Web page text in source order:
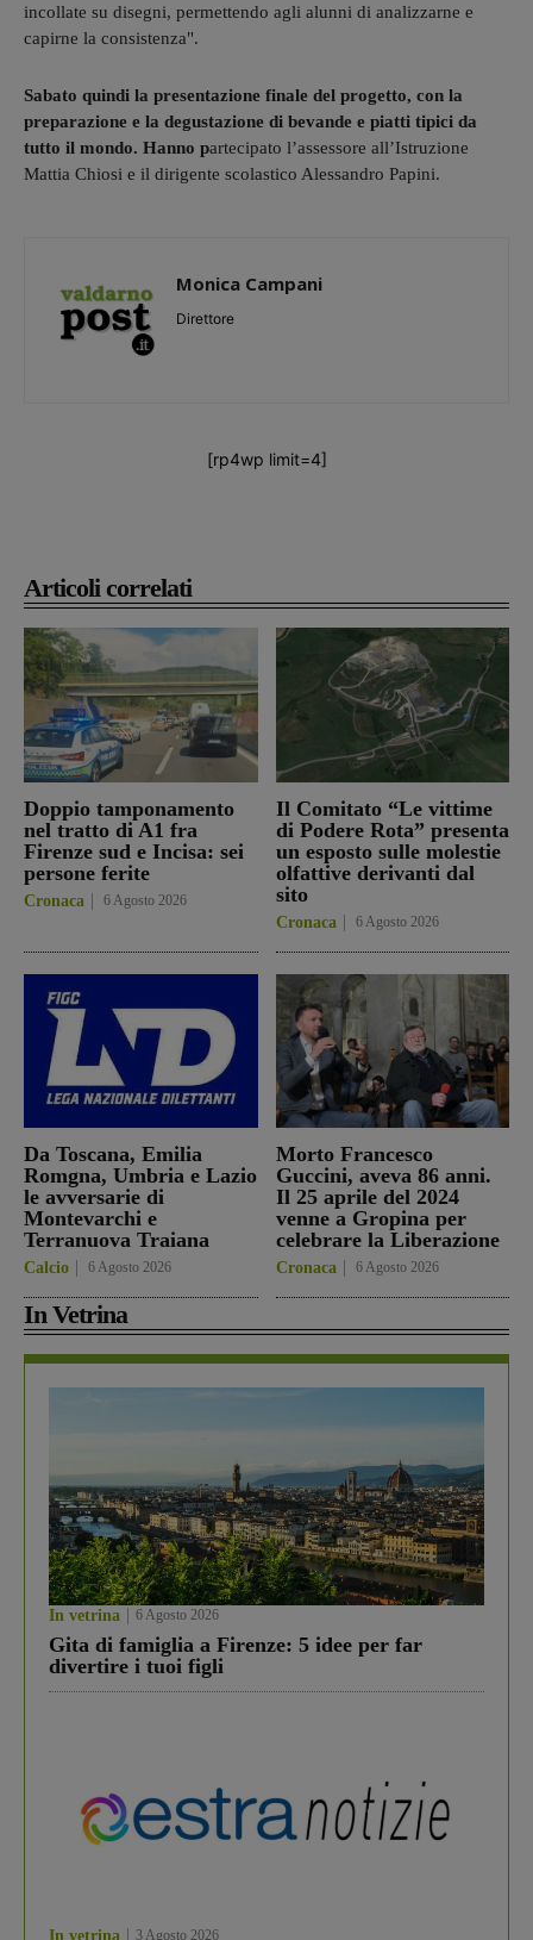
Articoli correlati
Doppio tamponamento
nel tratto di A1 fra
Firenze sud e Incisa: sei
persone ferite
Cronaca 6 Agosto 2026
Il Comitato “Le vittime
di Podere Rota” presenta
un esposto sulle molestie
olfattive derivanti dal
sito
Cronaca 6 Agosto 2026
Da Toscana, Emilia
Romgna, Umbria e Lazio
le avversarie di
Montevarchi e
Terranuova Traiana
Calcio 6 Agosto 2026
Morto Francesco
Guccini, aveva 86 anni.
Il 25 aprile del 2024
venne a Gropina per
celebrare la Liberazione
Cronaca 6 Agosto 2026
In Vetrina
In vetrina 6 Agosto 2026
Gita di famiglia a Firenze: 5 idee per far
divertire i tuoi figli
In vetrina 3 Agosto 2026
incollate su disegni, permettendo agli alunni di analizzarne e
capirne la consistenza".
Sabato quindi la presentazione finale del progetto, con la
preparazione e la degustazione di bevande e piatti tipici da
tutto il mondo. Hanno partecipato l’assessore all’Istruzione
Mattia Chiosi e il dirigente scolastico Alessandro Papini.
Monica Campani
Direttore
[rp4wp limit=4]